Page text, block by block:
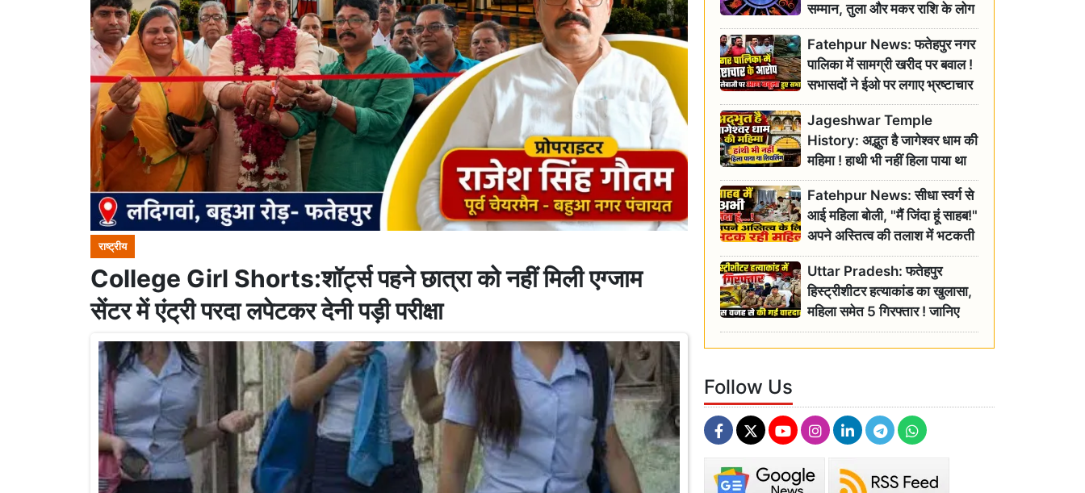
राष्ट्रीय
College Girl Shorts:शॉर्ट्स पहने छात्रा को नहीं मिली एग्जाम
सेंटर में एंट्री परदा लपेटकर देनी पड़ी परीक्षा
सम्मान, तुला और मकर राशि के लोग
रहें सतर्क
Fatehpur News: फतेहपुर नगर
पालिका में सामग्री खरीद पर बवाल !
सभासदों ने ईओ पर लगाए भ्रष्टाचार
के गंभीर आरोप
Jageshwar Temple
History: अद्भुत है जागेश्वर धाम की
महिमा ! हाथी भी नहीं हिला पाया था
शिवलिंग, जानिए क्या है इसका
इतिहास
Fatehpur News: सीधा स्वर्ग से
आई महिला बोली, "मैं जिंदा हूं साहब!"
अपने अस्तित्व की तलाश में भटकती
रही बुजुर्ग, एसडीएम ने दिए जांच के
आदेश
Uttar Pradesh: फतेहपुर
हिस्ट्रीशीटर हत्याकांड का खुलासा,
महिला समेत 5 गिरफ्तार ! जानिए
क्या था कनेक्शन?
Follow Us